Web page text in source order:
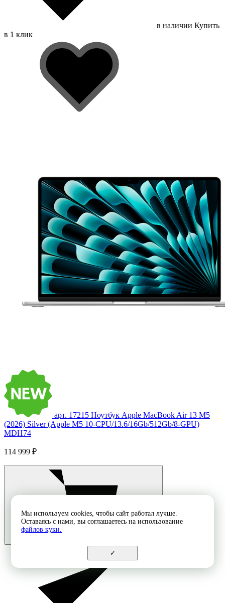
в наличии Купить
в 1 клик
арт. 17215 Ноутбук Apple MacBook Air 13 M5
(2026) Silver (Apple M5 10-CPU/13.6/16Gb/512Gb/8-GPU)
MDH74
114 999 ₽
Мы используем cookies, чтобы сайт работал лучше.
Оставаясь с нами, вы соглашаетесь на использование
файлов куки.
✓